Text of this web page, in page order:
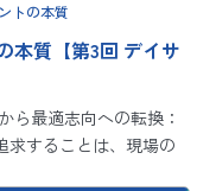
トの本質
本質【第3回 デイサ
ら最適志向への転換：
求することは、現場の